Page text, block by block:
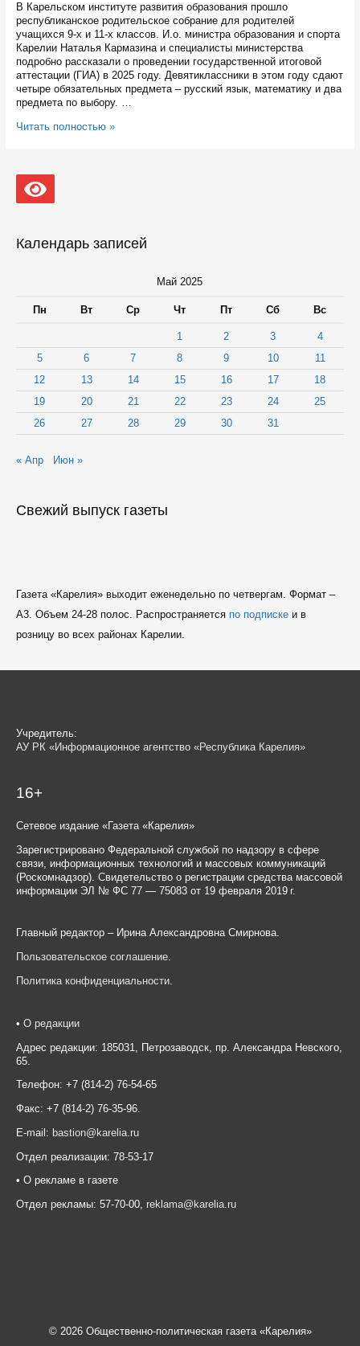
В Карельском институте развития образования прошло
республиканское родительское собрание для родителей
учащихся 9-х и 11-х классов. И.о. министра образования и спорта
Карелии Наталья Кармазина и специалисты министерства
подробно рассказали о проведении государственной итоговой
аттестации (ГИА) в 2025 году. Девятиклассники в этом году сдают
четыре обязательных предмета – русский язык, математику и два
предмета по выбору. …
Родителям
особенностях
в
Читать полностью »
Календарь записей
Май 2025
Пн Вт Ср Чт Пт Сб Вс
1 2 3
4
5
6 7 8 9 10
11
12
13 14 15 16 17
18
19
20 21 22 23 24
25
26
27 28 29 30 31
« Апр Июн »
Свежий выпуск газеты
Газета «Карелия» выходит еженедельно по четвергам. Формат –
A3. Объем 24-28 полос. Распространяется по подпискеи в
розницу во всех районах Карелии.
Учредитель:
АУ РК «Информационное агентство «Республика Карелия»
16+
Сетевое издание «Газета «Карелия»
Зарегистрировано Федеральной службой по надзору в сфере
связи, информационных технологий и массовых коммуникаций
(Роскомнадзор). Свидетельство о регистрации средства массовой
информации ЭЛ № ФС 77 — 75083 от 19 февраля 2019 г.
Главный редактор – Ирина Александровна Смирнова.
Пользовательское соглашение.
Политика конфиденциальности
• О редакции
Адрес редакции: 185031, Петрозаводск, пр. Александра Невского,
65.
Телефон: +7 (814-2) 76-54-65
Факс: +7 (814-2) 76-35-96.
E-mail: bastion@karelia.ru
Отдел реализации: 78-53-17
• О рекламе в газете
Отдел рекламы: 57-70-00, reklama@karelia.ru
© 2026 Общественно-политическая газета «Карелия»